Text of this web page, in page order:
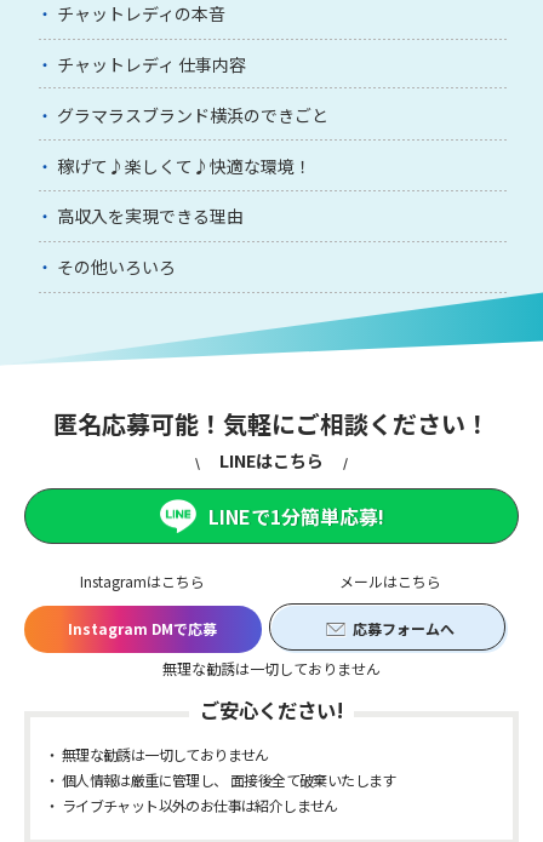
チャットレディの本音
チャットレディ 仕事内容
グラマラスブランド横浜のできごと
稼げて♪楽しくて♪快適な環境！
高収入を実現できる理由
その他いろいろ
匿名応募可能！気軽にご相談ください！
Instagramはこちら
Instagram DMで応募
メールはこちら
応募フォームへ
無理な勧誘は一切しておりません
LINEはこちら
LINEで1分簡単応募!
ご安心ください!
無理な勧誘は一切しておりません
個人情報は厳重に管理し、 面接後全て破棄いたします
ライブチャット以外のお仕事は紹介しません